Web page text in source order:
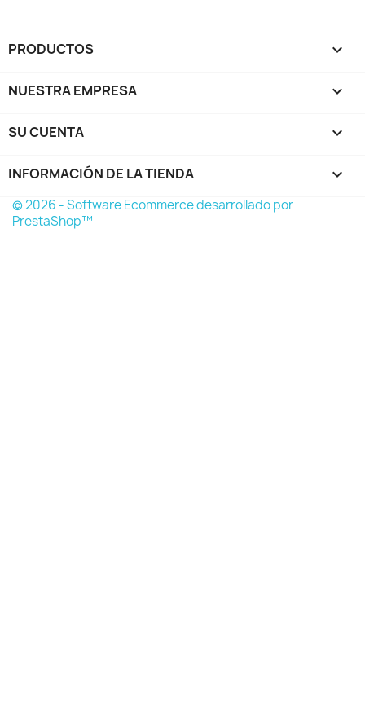
PRODUCTOS 
NUESTRA EMPRESA 
SU CUENTA 
INFORMACIÓN DE LA TIENDA keyboard_arrow_down
© 2026 - Software Ecommerce desarrollado por
PrestaShop™